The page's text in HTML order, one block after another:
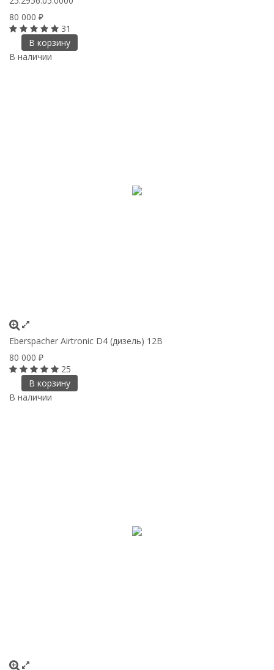
80 000 ₽
31
В корзину
В наличии
Eberspacher Airtronic D4 (дизель) 12B
80 000 ₽
25
В корзину
В наличии